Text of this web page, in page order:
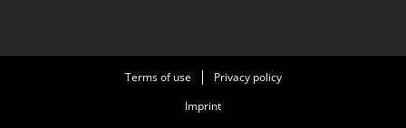
Terms of use
Privacy policy
Imprint